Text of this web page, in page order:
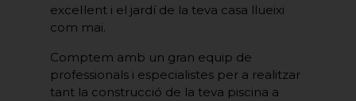
excel·lent i el jardí de la teva casa llueixi
com mai.
Comptem amb un gran equip de
professionals i especialistes per a realitzar
tant la construcció de la teva piscina a